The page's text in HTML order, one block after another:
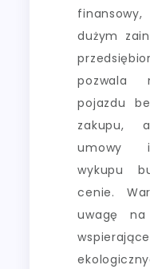
dużym
pozwala
pojazdu
zakupu,
umowy
wykupu
cenie.
uwagę na